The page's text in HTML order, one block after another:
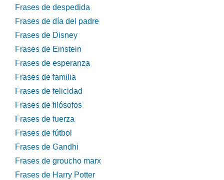
Frases de despedida
Frases de día del padre
Frases de Disney
Frases de Einstein
Frases de esperanza
Frases de familia
Frases de felicidad
Frases de filósofos
Frases de fuerza
Frases de fútbol
Frases de Gandhi
Frases de groucho marx
Frases de Harry Potter